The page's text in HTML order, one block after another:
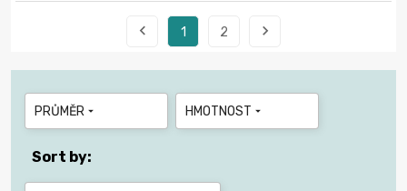
 1 2 
PRŮMĚR  HMOTNOST 
Sort by: